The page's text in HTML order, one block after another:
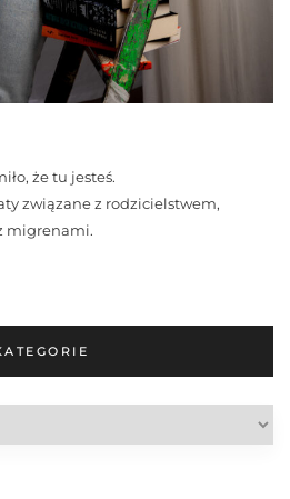
że tu jesteś.
związane z rodzicielstwem,
migrenami.